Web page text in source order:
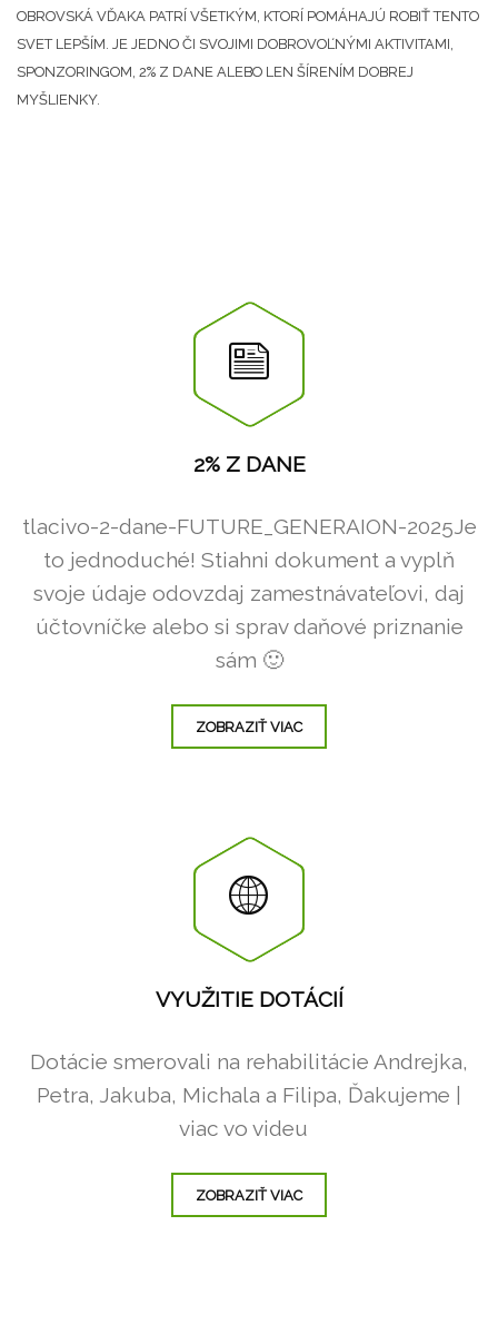
OBROVSKÁ VĎAKA PATRÍ VŠETKÝM, KTORÍ POMÁHAJÚ ROBIŤ TENTO
SVET LEPŠÍM. JE JEDNO ČI SVOJIMI DOBROVOĽNÝMI AKTIVITAMI,
SPONZORINGOM, 2% Z DANE ALEBO LEN ŠÍRENÍM DOBREJ
MYŠLIENKY.
2% Z DANE
tlacivo-2-dane-FUTURE_GENERAION-2025Je
to jednoduché! Stiahni dokument a vyplň
svoje údaje odovzdaj zamestnávateľovi, daj
účtovníčke alebo si sprav daňové priznanie
sám 🙂
ZOBRAZIŤ VIAC
VYUŽITIE DOTÁCIÍ
Dotácie smerovali na rehabilitácie Andrejka,
Petra, Jakuba, Michala a Filipa, Ďakujeme |
viac vo videu
ZOBRAZIŤ VIAC